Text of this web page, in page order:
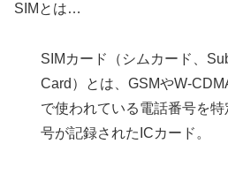
SIMとは…
SIMカード（シムカード、
Card）とは、GSMやW-
で使われている電話番号を
号が記録されたICカード。